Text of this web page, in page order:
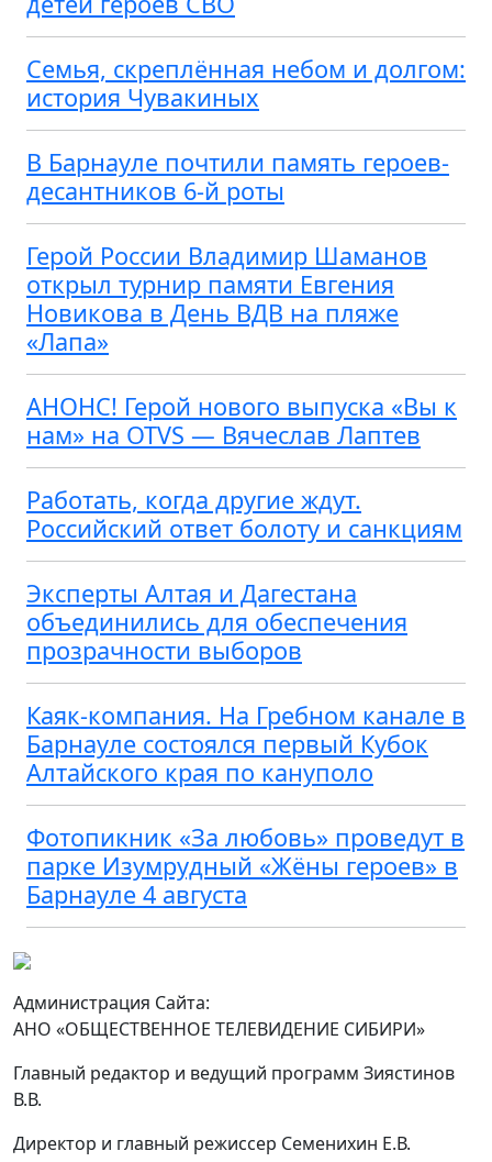
Семья, скреплённая небом и долгом:
история Чувакиных
В Барнауле почтили память героев-
десантников 6-й роты
Герой России Владимир Шаманов
открыл турнир памяти Евгения
Новикова в День ВДВ на пляже
«Лапа»
АНОНС! Герой нового выпуска «Вы к
нам» на OTVS — Вячеслав Лаптев
Работать, когда другие ждут.
Российский ответ болоту и санкциям
Эксперты Алтая и Дагестана
объединились для обеспечения
прозрачности выборов
Каяк-компания. На Гребном канале в
Барнауле состоялся первый Кубок
Алтайского края по кануполо
Фотопикник «За любовь» проведут в
парке Изумрудный «Жёны героев» в
Барнауле 4 августа
Администрация Сайта:
АНО «ОБЩЕСТВЕННОЕ ТЕЛЕВИДЕНИЕ СИБИРИ»
Главный редактор и ведущий программ Зиястинов
В.В.
Директор и главный режиссер Семенихин Е.В.